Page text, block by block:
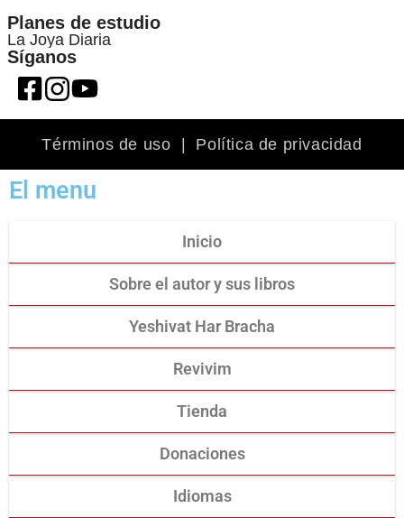
Planes de estudio
La Joya Diaria
Síganos
Términos de uso Política de privacidad
El menu
Inicio
Sobre el autor y sus libros
Yeshivat Har Bracha
Revivim
Tienda
Donaciones
Idiomas